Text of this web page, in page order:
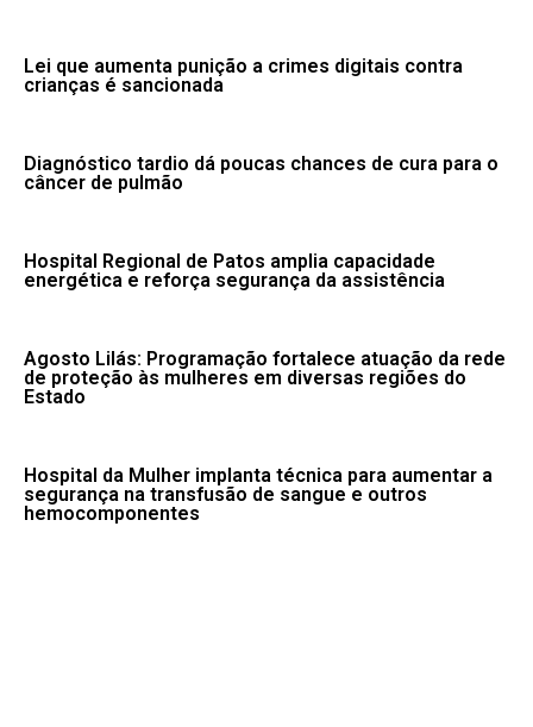
Lei que aumenta punição a crimes digitais contra
crianças é sancionada
Diagnóstico tardio dá poucas chances de cura para o
câncer de pulmão
Hospital Regional de Patos amplia capacidade
energética e reforça segurança da assistência
Agosto Lilás: Programação fortalece atuação da rede
de proteção às mulheres em diversas regiões do
Estado
Hospital da Mulher implanta técnica para aumentar a
segurança na transfusão de sangue e outros
hemocomponentes